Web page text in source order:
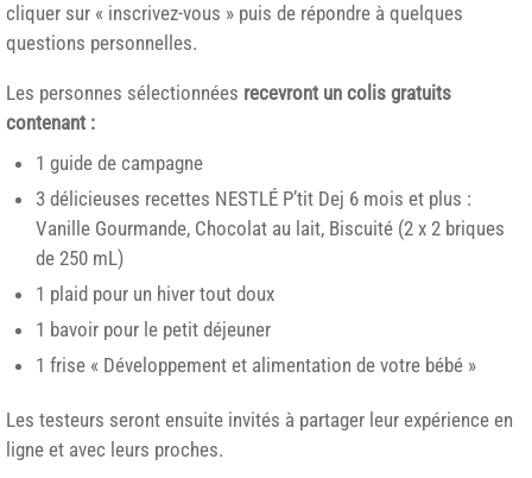
cliquer sur « inscrivez-vous » puis de répondre à quelques
questions personnelles.
Les personnes sélectionnées recevront un colis gratuits
contenant :
1 guide de campagne
3 délicieuses recettes NESTLÉ P’tit Dej 6 mois et plus :
Vanille Gourmande, Chocolat au lait, Biscuité (2 x 2 briques
de 250 mL)
1 plaid pour un hiver tout doux
1 bavoir pour le petit déjeuner
1 frise « Développement et alimentation de votre bébé »
Les testeurs seront ensuite invités à partager leur expérience en
ligne et avec leurs proches.